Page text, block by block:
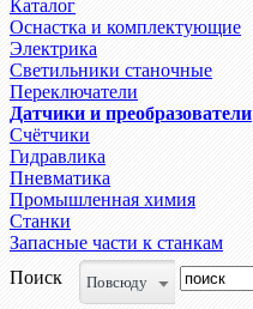
Каталог
Оснастка и комплектующие
Электрика
Светильники станочные
Переключатели
Датчики и преобразователи
Счётчики
Гидравлика
Пневматика
Промышленная химия
Станки
Запасные части к станкам
Поиск
Повсюду